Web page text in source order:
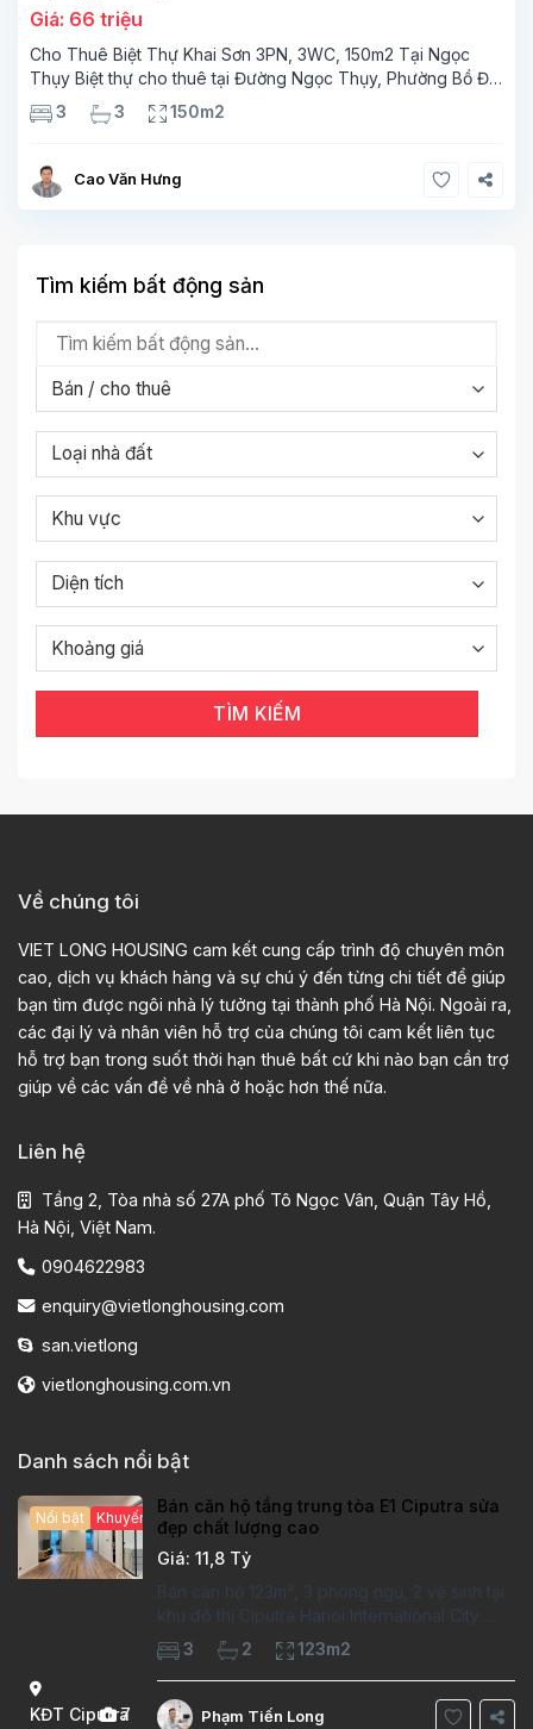
Giá: 66 triệu
Cho Thuê Biệt Thự Khai Sơn 3PN, 3WC, 150m2 Tại Ngọc
Thụy Biệt thự cho thuê tại Đường Ngọc Thụy, Phường Bồ Đề,
Hà Nội, trước đây Quận Long Biên, Hà Nội, với diện tích
150m², 3PN, 3WC, 3 tầng,đường vào
3 3 150m2
Cao Văn Hưng
Tìm kiếm bất động sản
TÌM KIẾM
Về chúng tôi
VIET LONG HOUSING cam kết cung cấp trình độ chuyên môn
cao, dịch vụ khách hàng và sự chú ý đến từng chi tiết để giúp
bạn tìm được ngôi nhà lý tưởng tại thành phố Hà Nội. Ngoài ra,
các đại lý và nhân viên hỗ trợ của chúng tôi cam kết liên tục
hỗ trợ bạn trong suốt thời hạn thuê bất cứ khi nào bạn cần trợ
giúp về các vấn đề về nhà ở hoặc hơn thế nữa.
Liên hệ
Tầng 2, Tòa nhà số 27A phố Tô Ngọc Vân, Quận Tây Hồ,
Hà Nội, Việt Nam.
0904622983
enquiry@vietlonghousing.com
san.vietlong
vietlonghousing.com.vn
Danh sách nổi bật
KĐT Ciputra
7
Nổi bật Khuyến mại hấp dẫn
Bán căn hộ tầng trung tòa E1 Ciputra sửa
đẹp chất lượng cao
Giá: 11,8 Tỷ
Bán căn hộ 123m², 3 phòng ngủ, 2 vệ sinh tại
khu đô thị Ciputra Hanoi International City.
Căn hộ đã sửa mới kỹ, chất lượng cao, sàn
gỗ, bếp hiện đại, không gian thoáng sáng.
Thông tin căn hộ: Diện tích:
3 2 123m2
Phạm Tiến Long